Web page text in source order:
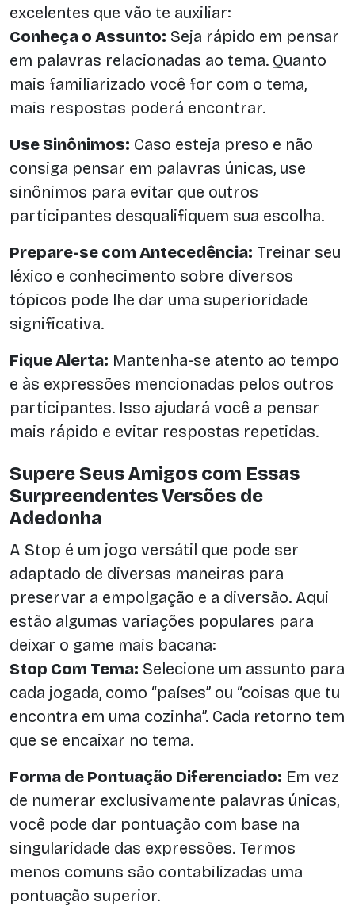
excelentes que vão te auxiliar:
Conheça o Assunto: Seja rápido em pensar
em palavras relacionadas ao tema. Quanto
mais familiarizado você for com o tema,
mais respostas poderá encontrar.
Use Sinônimos: Caso esteja preso e não
consiga pensar em palavras únicas, use
sinônimos para evitar que outros
participantes desqualifiquem sua escolha.
Prepare-se com Antecedência: Treinar seu
léxico e conhecimento sobre diversos
tópicos pode lhe dar uma superioridade
significativa.
Fique Alerta: Mantenha-se atento ao tempo
e às expressões mencionadas pelos outros
participantes. Isso ajudará você a pensar
mais rápido e evitar respostas repetidas.
Supere Seus Amigos com Essas
Surpreendentes Versões de
Adedonha
A Stop é um jogo versátil que pode ser
adaptado de diversas maneiras para
preservar a empolgação e a diversão. Aqui
estão algumas variações populares para
deixar o game mais bacana:
Stop Com Tema: Selecione um assunto para
cada jogada, como “países” ou “coisas que tu
encontra em uma cozinha”. Cada retorno tem
que se encaixar no tema.
Forma de Pontuação Diferenciado: Em vez
de numerar exclusivamente palavras únicas,
você pode dar pontuação com base na
singularidade das expressões. Termos
menos comuns são contabilizadas uma
pontuação superior.